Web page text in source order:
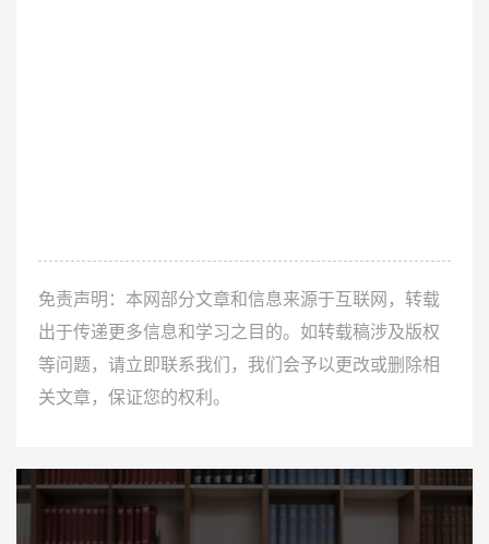
免责声明：本网部分文章和信息来源于互联网，转载
出于传递更多信息和学习之目的。如转载稿涉及版权
等问题，请立即联系我们，我们会予以更改或删除相
关文章，保证您的权利。